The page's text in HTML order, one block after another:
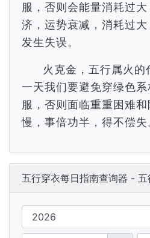
服，否则会能量消耗过
济，运势衰减，消耗过
发生失误。
火克金，五行属火
一天我们要避免穿绿色
服，否则面临重重困难
慢，事倍功半，得不偿失
五行穿衣每日指南查询器 - 五